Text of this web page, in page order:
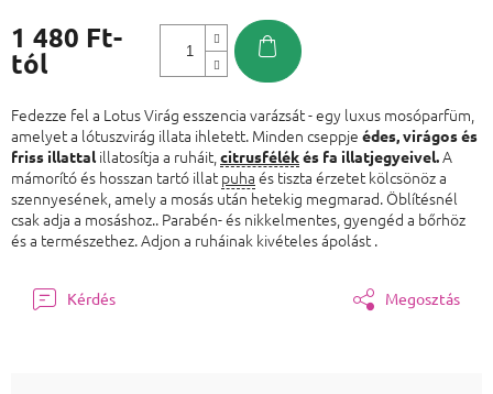
1 480 Ft-
tól
Fedezze fel a Lotus Virág esszencia varázsát - egy luxus mosóparfüm,
amelyet a lótuszvirág illata ihletett. Minden cseppje édes, virágos és
friss illattalillatosítja a ruháit, citrusfélékés fa illatjegyeivel.A
mámorító és hosszan tartó illat puha és tiszta érzetet kölcsönöz a
szennyesének, amely a mosás után hetekig megmarad. Öblítésnél
csak adja a mosáshoz.. Parabén- és nikkelmentes, gyengéd a bőrhöz
és a természethez. Adjon a ruháinak kivételes ápolást .
Kérdés Megosztás